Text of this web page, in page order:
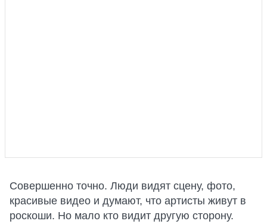
Совершенно точно. Люди видят сцену, фото,
красивые видео и думают, что артисты живут в
роскоши. Но мало кто видит другую сторону.